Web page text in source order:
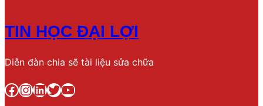
TIN HỌC ĐẠI LỢI
Diễn đàn chia sẽ tài liệu sửa chữa
Facebook InstagramLinkedIn Twitter YouTube